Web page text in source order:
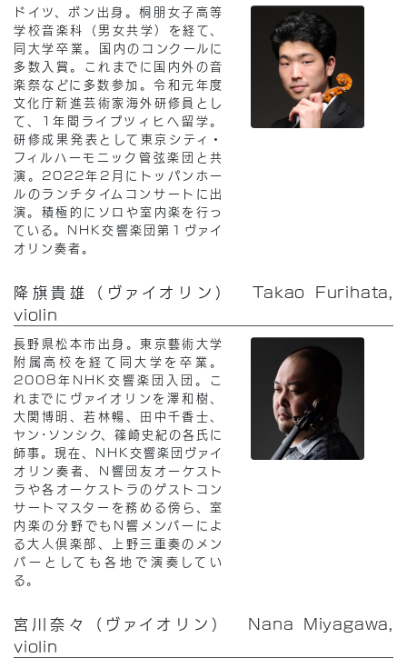
ドイツ、ボン出身。桐朋女子高等
学校音楽科（男女共学）を経て、
同大学卒業。国内のコンクールに
多数入賞。これまでに国内外の音
楽祭などに多数参加。令和元年度
文化庁新進芸術家海外研修員とし
て、1年間ライプツィヒへ留学。
研修成果発表として東京シティ・
フィルハーモニック管弦楽団と共
演。2022年2月にトッパンホー
ルのランチタイムコンサートに出
演。積極的にソロや室内楽を行っ
ている。NHK交響楽団第１ヴァイ
オリン奏者。
降旗貴雄（ヴァイオリン） Takao Furihata,
violin
長野県松本市出身。東京藝術大学
附属高校を経て同大学を卒業。
2008年NHK交響楽団入団。こ
れまでにヴァイオリンを澤和樹、
大関博明、若林暢、田中千香士、
ヤン･ソンシク、篠崎史紀の各氏に
師事。現在、NHK交響楽団ヴァイ
オリン奏者、N響団友オーケスト
ラや各オーケストラのゲストコン
サートマスターを務める傍ら、室
内楽の分野でもN響メンバーによ
る大人倶楽部、上野三重奏のメン
バーとしても各地で演奏してい
る。
宮川奈々（ヴァイオリン） Nana Miyagawa,
violin